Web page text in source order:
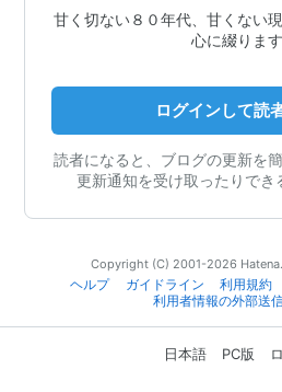
甘く切ない８０年代、甘くない
心に綴ります
ログインして読
読者になると、ブログの更新を
更新通知を受け取ったりでき
Copyright (C) 2001-2026
ヘルプ
ガイドライン 利用規約
利用者情報の外部送
日本語 PC版